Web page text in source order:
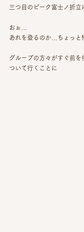
三つ目のピーク富士ノ折立
おぉ…
あれを登るのか…ちょっと
グループの方々がすぐ前を
ついて行くことに